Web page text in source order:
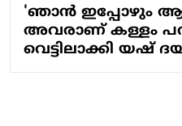
'ഞാൻ‌ ഇപ്പോഴും
അവരാണ് കള്ളം
വെട്ടിലാക്കി യഷ്